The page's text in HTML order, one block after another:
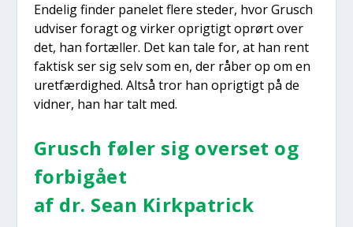
Ende­lig fin­der pane­let fle­re ste­der, hvor Grusch
udvi­ser foragt og vir­ker oprig­tigt oprørt over
det, han for­tæl­ler. Det kan tale for, at han rent
fak­tisk ser sig selv som en, der råber op om en
uret­fær­dig­hed. Alt­så tror han oprig­tigt på de
vid­ner, han har talt med.
Grusch føler sig over­set og
for­bi­gå­et
af dr. Sean Kirk­pa­tri­ck